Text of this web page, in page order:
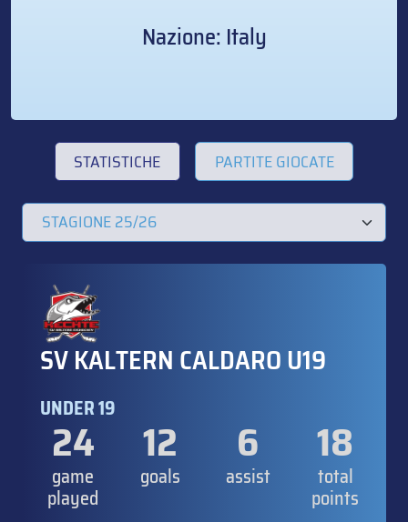
Nazione: Italy
STATISTICHE PARTITE GIOCATE
SV KALTERN CALDARO U19
UNDER 19
24
game
played
12
goals
6
assist
18
total
points